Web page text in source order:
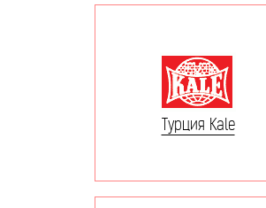
Турция Kale